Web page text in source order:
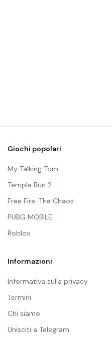
Giochi popolari
My Talking Tom
Temple Run 2
Free Fire: The Chaos
PUBG MOBILE
Roblox
Informazioni
Informativa sulla privacy
Termini
Chi siamo
Unisciti a Telegram